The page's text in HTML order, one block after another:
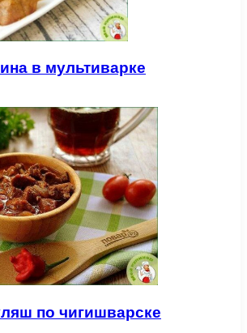
в мультиварке
по чигишварске